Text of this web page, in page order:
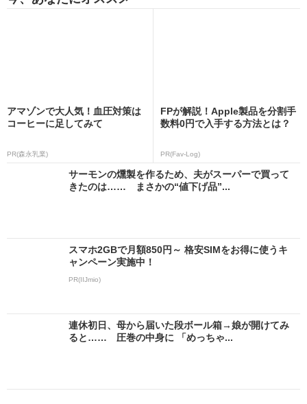
アマゾンで大人気！血圧対策は
コーヒーに足してみて
PR(森永乳業)
FPが解説！Apple製品を分割手
数料0円で入手する方法とは？
PR(Fav-Log)
サーモンの燻製を作るため、夫がスーパーで買って
きたのは…… まさかの“値下げ品”...
スマホ2GBで月額850円～ 格安SIMをお得に使うキ
ャンペーン実施中！
PR(IIJmio)
連休初日、母から届いた段ボール箱→娘が開けてみ
ると…… 圧巻の中身に 「めっちゃ...